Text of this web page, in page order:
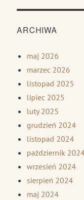
ARCHIWA
maj 2026
marzec 2026
listopad 2025
lipiec 2025
luty 2025
grudzień 2024
listopad 2024
październik
wrzesień 2024
sierpień 2024
maj 2024